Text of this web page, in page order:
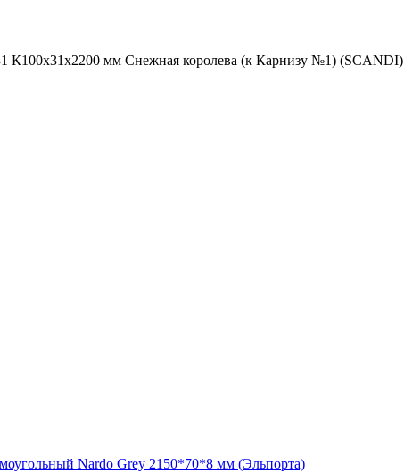
К100х31х2200 мм Снежная королева (к Карнизу №1) (SCANDI)
Nardo Grey 2150*70*8 мм (Эльпорта)